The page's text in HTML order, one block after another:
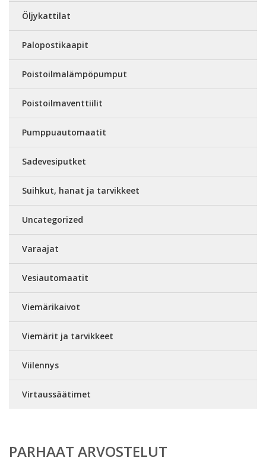
Öljykattilat
Palopostikaapit
Poistoilmalämpöpumput
Poistoilmaventtiilit
Pumppuautomaatit
Sadevesiputket
Suihkut, hanat ja tarvikkeet
Uncategorized
Varaajat
Vesiautomaatit
Viemärikaivot
Viemärit ja tarvikkeet
Viilennys
Virtaussäätimet
PARHAAT ARVOSTELUT